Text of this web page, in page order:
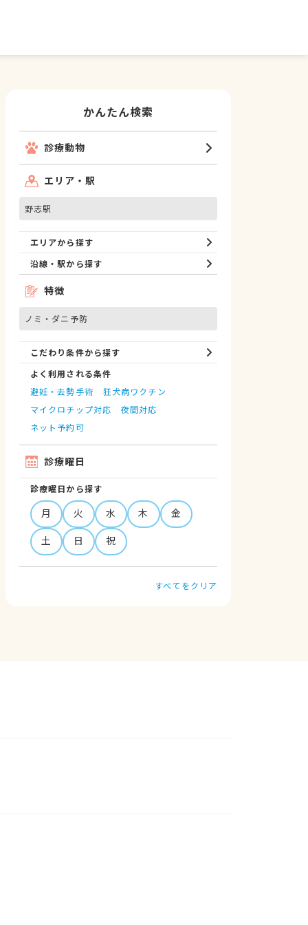
かんたん検索
診療動物
エリア・駅
野志駅
エリアから探す
沿線・駅から探す
特徴
ノミ・ダニ予防
こだわり条件から探す
よく利用される条件
避妊・去勢手術
狂犬病ワクチン
マイクロチップ対応
夜間対応
ネット予約可
診療曜日
診療曜日から探す
月 火 水 木
金
土
日 祝
すべてをクリア